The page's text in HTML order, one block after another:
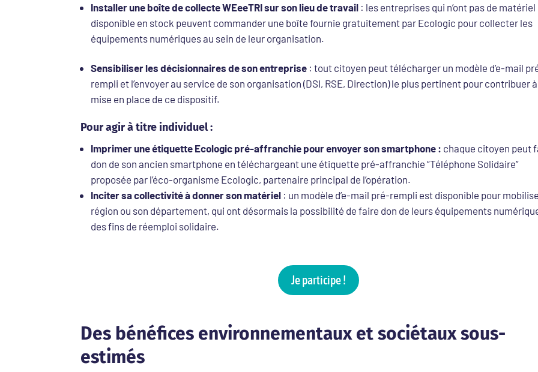
Installer une boîte de collecte WEeeTRI sur son lieu de travail : les entreprises qui n’ont pas de matériel
disponible en stock peuvent commander une boîte fournie gratuitement par Ecologic pour collecter les
équipements numériques au sein de leur organisation.
Sensibiliser les décisionnaires de son entreprise : tout citoyen peut télécharger un modèle d’e-mail
rempli et l’envoyer au service de son organisation (DSI, RSE, Direction) le plus pertinent pour contribuer
mise en place de ce dispositif.
Pour agir à titre individuel :
Imprimer une étiquette Ecologic pré-affranchie pour envoyer son smartphone : chaque citoyen peut
don de son ancien smartphone en téléchargeant une étiquette pré-affranchie “Téléphone Solidaire”
proposée par l’éco-organisme Ecologic, partenaire principal de l’opération.
Inciter sa collectivité à donner son matériel : un modèle d’e-mail pré-rempli est disponible pour
région ou son département, qui ont désormais la possibilité de faire don de leurs équipements
des fins de réemploi solidaire.
Je participe !
Des bénéfices environnementaux et sociétaux sous-
estimés